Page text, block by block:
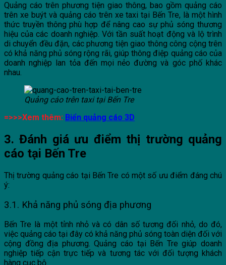
Quảng cáo trên phương tiện giao thông, bao gồm quảng cáo
trên xe buýt và quảng cáo trên xe taxi tại Bến Tre, là một hình
thức truyền thông phù hợp để nâng cao sự phủ sóng thương
hiệu của các doanh nghiệp. Với tần suất hoạt động và lộ trình
di chuyển đều đặn, các phương tiện giao thông công cộng trên
có khả năng phủ sóng rộng rãi, giúp thông điệp quảng cáo của
doanh nghiệp lan tỏa đến mọi nẻo đường và góc phố khác
nhau.
Quảng cáo trên taxi tại Bến Tre
=>>>Xem thêm: Biển quảng cáo 3D
3. Đánh giá ưu điểm thị trường quảng
cáo tại Bến Tre
Thị trường quảng cáo tại Bến Tre có một số ưu điểm đáng chú
ý:
3.1. Khả năng phủ sóng địa phương
Bến Tre là một tỉnh nhỏ và có dân số tương đối nhỏ, do đó,
việc quảng cáo tại đây có khả năng phủ sóng toàn diện đối với
cộng đồng địa phương. Quảng cáo tại Bến Tre giúp doanh
nghiệp tiếp cận trực tiếp và tương tác với đối tượng khách
hàng cục bộ.